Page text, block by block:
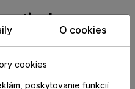
O cookies
cookies
poskytovanie funkcií